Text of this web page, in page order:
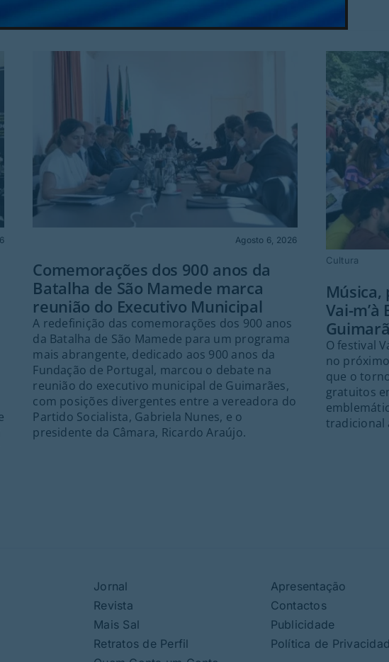
Agosto 6, 2026
Comemorações dos 900 anos da
Batalha de São Mamede marca
reunião do Executivo Municipal
A redefinição das comemorações dos 900 anos
da Batalha de São Mamede para um programa
mais abrangente, dedicado aos 900 anos da
Fundação de Portugal, marcou o debate na
reunião do executivo municipal de Guimarães,
com posições divergentes entre a vereadora do
Partido Socialista, Gabriela Nunes, e o
presidente da Câmara, Ricardo Araújo.
Cultura
Música,
Vai-
O festival
no
que o
gratuitos
tradicional
Jornal
Revista
Mais Sal
Retratos de Perfil
Apresentação
Contactos
Publicidade
Política de